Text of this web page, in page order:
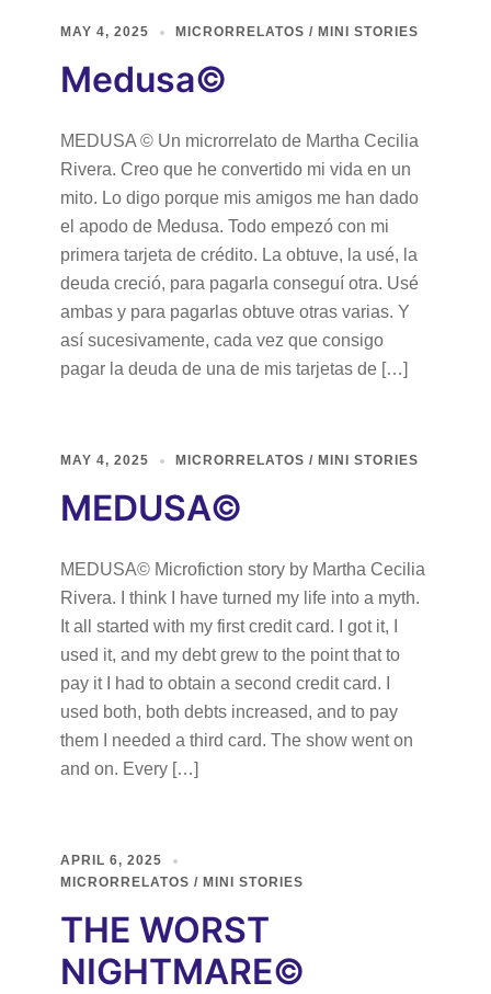
MAY 4, 2025 MICRORRELATOS / MINI STORIES
Medusa©
MEDUSA © Un microrrelato de Martha Cecilia
Rivera. Creo que he convertido mi vida en un
mito. Lo digo porque mis amigos me han dado
el apodo de Medusa. Todo empezó con mi
primera tarjeta de crédito. La obtuve, la usé, la
deuda creció, para pagarla conseguí otra. Usé
ambas y para pagarlas obtuve otras varias. Y
así sucesivamente, cada vez que consigo
pagar la deuda de una de mis tarjetas de […]
MAY 4, 2025 MICRORRELATOS / MINI STORIES
MEDUSA©
MEDUSA© Microfiction story by Martha Cecilia
Rivera. I think I have turned my life into a myth.
It all started with my first credit card. I got it, I
used it, and my debt grew to the point that to
pay it I had to obtain a second credit card. I
used both, both debts increased, and to pay
them I needed a third card. The show went on
and on. Every […]
APRIL 6, 2025
MICRORRELATOS / MINI STORIES
THE WORST
NIGHTMARE©